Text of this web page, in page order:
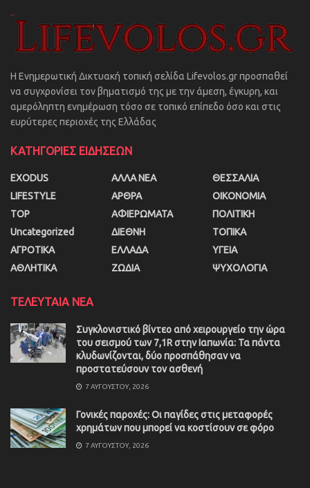
Η Ενημερωτική Δικτυακή τοπική σελίδα Lifevolos.gr προσπαθεί
να συγχρονίσει τον βηματισμό της με την άμεση, έγκυρη, και
αμερόληπτη ενημέρωση τόσο σε τοπικό επίπεδο όσο και στις
ευρύτερες περιοχές της Ελλάδας
ΚΑΤΗΓΟΡΙΕΣ ΕΙΔΗΣΕΩΝ
EXODUS
LIFESTYLE
TOP
Uncategorized
ΑΓΡΟΤΙΚΑ
ΑΘΛΗΤΙΚΑ
ΑΛΛΑ ΝΕΑ
ΑΡΘΡΑ
ΑΦΙΕΡΩΜΑΤΑ
ΔΙΕΘΝΗ
ΕΛΛΑΔΑ
ΖΩΔΙΑ
ΘΕΣΣΑΛΙΑ
ΟΙΚΟΝΟΜΙΑ
ΠΟΛΙΤΙΚΗ
ΤΟΠΙΚΑ
ΥΓΕΙΑ
ΨΥΧΟΛΟΓΙΑ
ΤΕΛΕΥΤΑΙΑ ΝΕΑ
Συγκλονιστικό βίντεο από χειρουργείο την ώρα
του σεισμού των 7,1R στην Ιαπωνία: Τα πάντα
κλυδωνίζονται, δύο προσπάθησαν να
προστατεύσουν τον ασθενή
7 ΑΥΓΟΎΣΤΟΥ, 2026
Γονικές παροχές: Οι παγίδες στις μεταφορές
χρημάτων που μπορεί να κοστίσουν σε φόρο
7 ΑΥΓΟΎΣΤΟΥ, 2026